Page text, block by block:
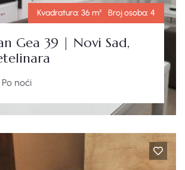
Kvadratura: 36 m² Broj osoba: 4
Gea 39 | Novi Sad,
Po noći